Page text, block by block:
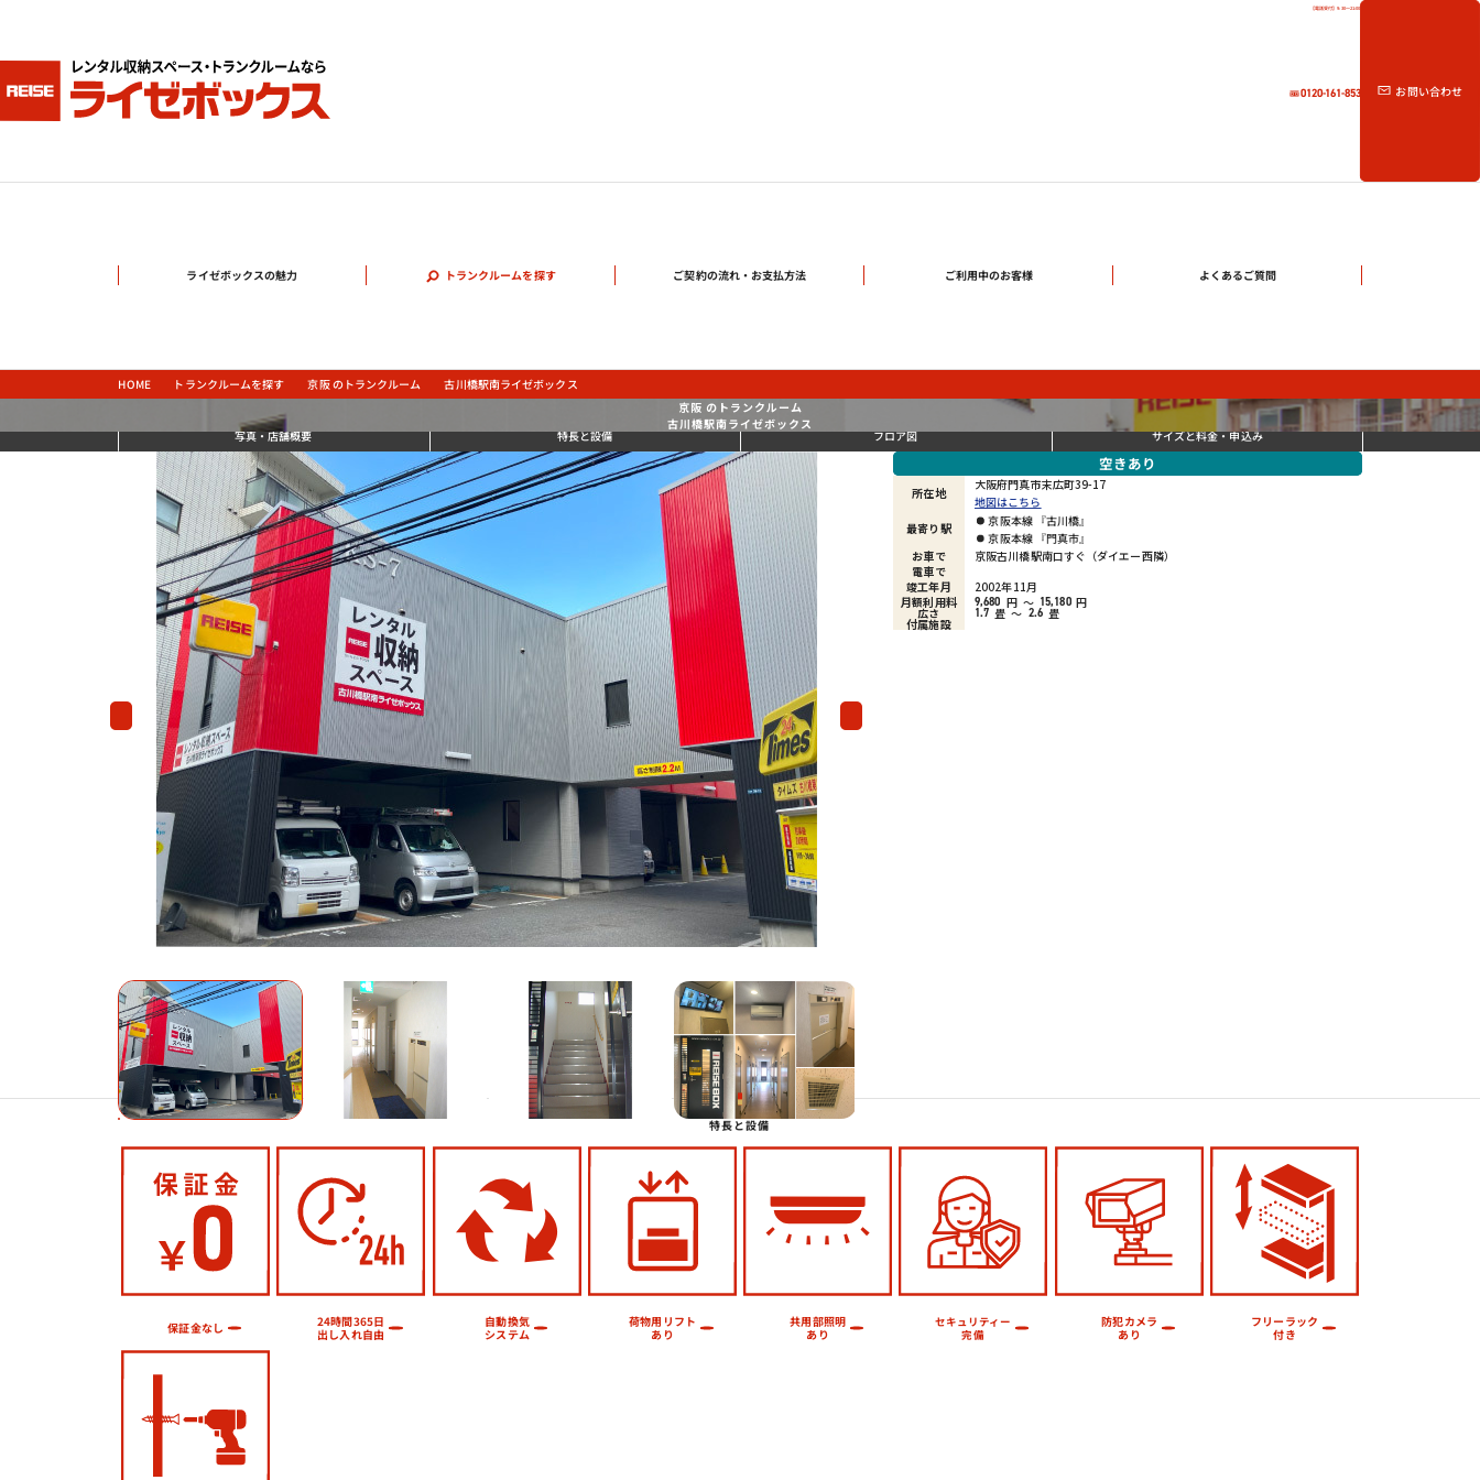
【電話受付】9:30～21:00
0120-161-853 お問い合わせ
ライゼボックスの魅力 トランクルームを探す ご契約の流れ・お支払方法 ご利用中のお客様 よくあるご質問
HOME トランクルームを探す 京阪 のトランクルーム 古川橋駅南ライゼボックス
京阪 のトランクルーム
古川橋駅南ライゼボックス
写真・店舗概要 特長と設備 フロア図 サイズと料金・申込み
Previous
Previous Next
空きあり
所在地
大阪府門真市末広町39-17
地図はこちら
最寄り駅
京阪本線 『古川橋』
京阪本線 『門真市』
お車で
京阪古川橋駅南口すぐ（ダイエー西隣）
電車で
竣工年月
2002年11月
月額利用料
9,680 円 ～ 15,180 円
広さ 1.7 畳 ～ 2.6 畳
付属施設
特長と設備
保証金なし 24時間365日
出し入れ自由
自動換気
システム
荷物用リフト
あり
共用部照明
あり
セキュリティー
完備
防犯カメラ
あり
フリーラック
付き